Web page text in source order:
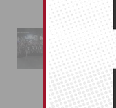
La
02/08/